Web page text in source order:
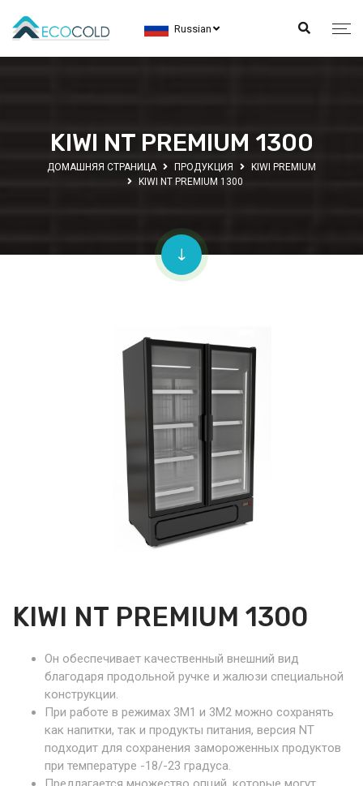
Russian
KIWI NT PREMIUM 1300
ДОМАШНЯЯ СТРАНИЦА ПРОДУКЦИЯ
KIWI PREMIUM
KIWI NT PREMIUM 1300
KIWI NT PREMIUM 1300
Он обеспечивает качественный внешний вид
благодаря продольной ручке и жалюзи специальной
конструкции.
При работе в режимах 3М1 и 3М2 можно сохранять
как напитки, так и продукты питания, версия NT
подходит для сохранения замороженных продуктов
при температуре -18/-23 градуса.